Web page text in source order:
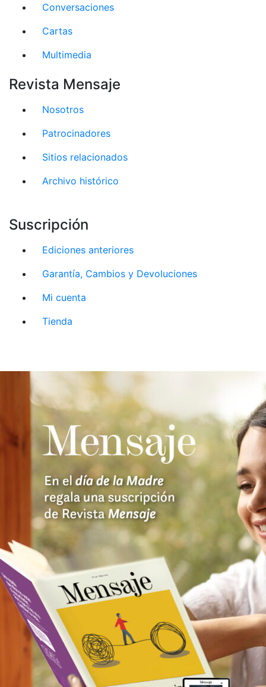
Conversaciones
Cartas
Multimedia
Revista Mensaje
Nosotros
Patrocinadores
Sitios relacionados
Archivo histórico
Suscripción
Ediciones anteriores
Garantía, Cambios y Devoluciones
Mi cuenta
Tienda